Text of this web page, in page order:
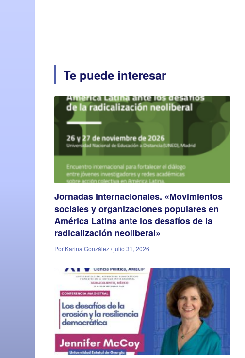
Te puede interesar
Jornadas Internacionales. «Movimientos
sociales y organizaciones populares en
América Latina ante los desafíos de la
radicalización neoliberal»
Por Karina González / julio 31, 2026